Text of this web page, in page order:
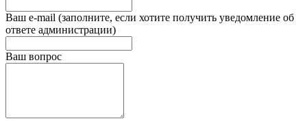
Ваш e-mail (заполните, если хотите получить уведомление об
ответе администрации)
Ваш вопрос